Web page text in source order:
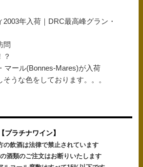
2003年入荷｜DRC最高峰グラン・
問
マール(Bonnes-Mares)が入荷
そうな色をしております。。。
【プラチナワイン】
の飲酒は法律で禁止されています
酒類のご注文はお断りいたします